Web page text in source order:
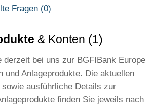
Fragen (0)
& Konten (1)
derzeit bei uns zur BGFIBank Europe
und Anlageprodukte. Die aktuellen
ausführliche Details zur
finden Sie jeweils nach